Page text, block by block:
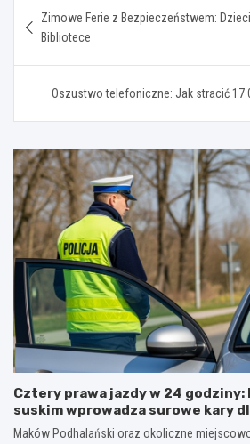
wpisu
Zimowe Ferie z Bezpieczeństwem:
Bibliotece
Oszustwo telefoniczne: Jak stracić 17
Cztery prawa jazdy w 24
suskim wprowadza surowe kary
drogowych!
Maków Podhalański oraz okoliczne